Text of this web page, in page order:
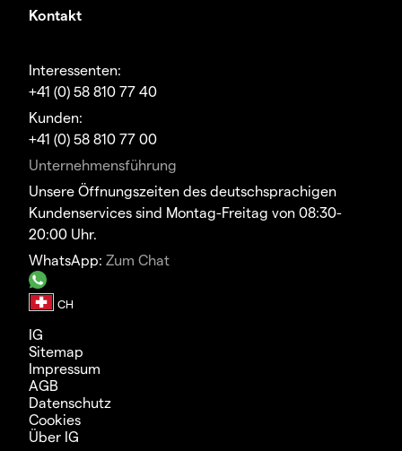
Kontakt
Interessenten:
+41 (0) 58 810 77 40
Kunden:
+41 (0) 58 810 77 00
Unternehmensführung
Unsere Öffnungszeiten des deutschsprachigen
Kundenservices sind Montag-Freitag von 08:30-
20:00 Uhr.
WhatsApp: Zum Chat
IG
Sitemap
Impressum
AGB
Datenschutz
Cookies
Über IG